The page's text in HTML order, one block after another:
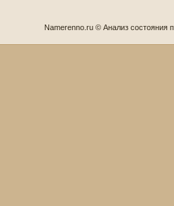
Namerenno.ru © Анализ сοстояния